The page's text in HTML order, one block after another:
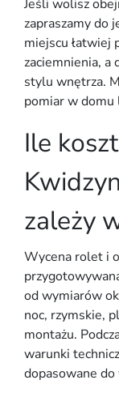
Jeśli wolisz
zapraszamy do
miejscu łatwiej
zaciemnienia, a
stylu wnętrza.
pomiar w domu
Ile
zależy
Wycena rolet i
od wymiarów
noc, rzymskie,
montażu.
warunki
dopasowane do